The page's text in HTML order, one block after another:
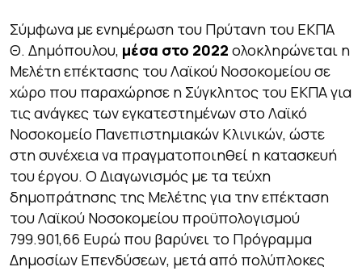
Σύμφωνα με ενημέρωση του Πρύτανη του ΕΚΠΑ
Θ. Δημόπουλου, μέσα στο 2022 ολοκληρώνεται η
Μελέτη επέκτασης του Λαϊκού Νοσοκομείου σε
χώρο που παραχώρησε η Σύγκλητος του ΕΚΠΑ για
τις ανάγκες των εγκατεστημένων στο Λαϊκό
Νοσοκομείο Πανεπιστημιακών Κλινικών, ώστε
στη συνέχεια να πραγματοποιηθεί η κατασκευή
του έργου. Ο Διαγωνισμός με τα τεύχη
δημοπράτησης της Μελέτης για την επέκταση
του Λαϊκού Νοσοκομείου προϋπολογισμού
799.901,66 Ευρώ που βαρύνει το Πρόγραμμα
Δημοσίων Επενδύσεων, μετά από πολύπλοκες